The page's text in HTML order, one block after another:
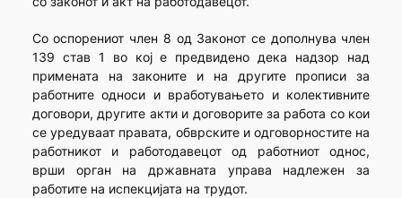
Со оспорениот член 8 од Законот се дополнува член
139 став 1 во кој е предвидено дека надзор над
примената на законите и на другите прописи за
работните односи и вработувањето и колективните
договори, другите акти и договорите за работа со кои
се уредуваат правата, обврските и одговорностите на
работникот и работодавецот од работниот однос,
врши орган на државната управа надлежен за
работите на испекцијата на трудот.